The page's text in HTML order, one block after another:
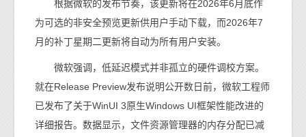
根据微软的发布节奏，该更新将在2026年6月底作
为可选的非安全预览更新供用户手动下载，而2026年7
月的补丁星期二更新将自动为所有用户安装。
微软强调，低延迟模式并非孤立的硬件调校方案。
就在Release Preview发布说明公开数日前，微软工程师
已发布了关于WinUI 3原生Windows UI框架性能改进的
详细报告。数据显示，文件资源管理器的内存分配已减